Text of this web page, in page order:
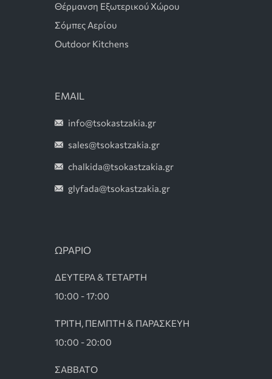
Θέρμανση Εξωτερικού Χώρου
Σόμπες Αερίου
Outdoor Kitchens
EMAIL
info@tsokastzakia.gr
sales@tsokastzakia.gr
chalkida@tsokastzakia.gr
glyfada@tsokastzakia.gr
ΩΡΑΡΙΟ
ΔΕΥΤΕΡΑ & ΤΕΤΑΡΤΗ
10:00 - 17:00
ΤΡΙΤΗ, ΠΕΜΠΤΗ & ΠΑΡΑΣΚΕΥΗ
10:00 - 20:00
ΣΑΒΒΑΤΟ